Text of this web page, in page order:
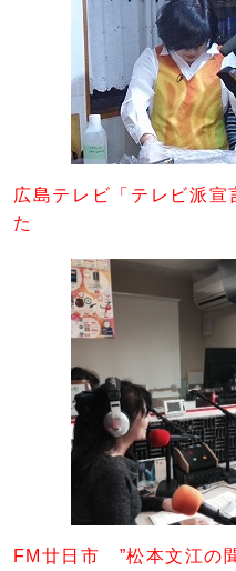
広島テレビ「テレビ派宣
た
FM廿日市 ”松本文江の